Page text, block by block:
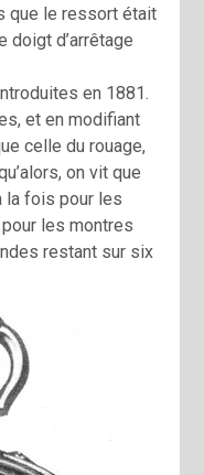
que le ressort était
doigt d’arrêtage
en 1881.
et en modifiant
celle du rouage,
on vit que
la fois pour les
les montres
restant sur six